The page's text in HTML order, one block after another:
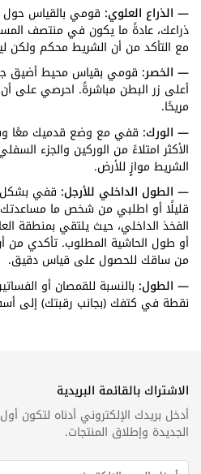
— الذراع العلوي: قومي بالقياس حول
ذراعك، عادةً ما يكون في منتصف
مع التأكد من أن الشريط محكم ولكن
— الخصر: قومي بقياس محيط أضيق
أعلى زر البطن مباشرةً. احرصي على
مريحًا.
— الورك: قفي مع وضع قدميك معًا
الأكثر امتلاءً من الوركين والجزء
الشريط موازٍ للأرض.
— الطول الداخلي للأرجل: قفي بشكل
قليلًا أو اطلبي من شخص ما
الفخذ الداخلي، حيث يلتقي بمنطقة
أو طول الحاشية المطلوب. تأكدي من
من ساقك للحصول على قياس دقيق.
— الطول: بالنسبة للقمصان أو
نقطة في كتفك (بجانب رقبتك) إلى
الاشتراك بالقائمة البريدية
أدخل بريدك الإلكتروني أدناه لتكون
الجديدة وإطلاق المنتجات.